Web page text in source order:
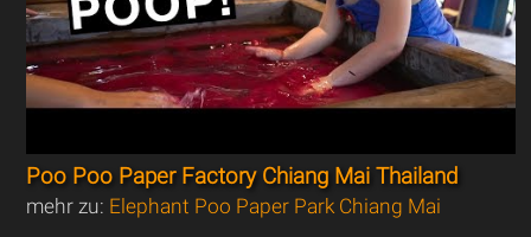
Poo Poo Paper Factory Chiang Mai Thailand
mehr zu: Elephant Poo Paper Park Chiang Mai